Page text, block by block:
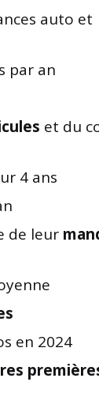
auto et
par an
et du
4 ans
de leur
en 2024